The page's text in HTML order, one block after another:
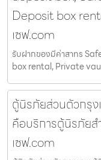
Deposit box
เซฟ.com
รับฝากของมีค่าสาทร
box rental, Private
ตู้นิรภัยส่วนตัวกรุง
คือบริการตู้นิรภัยส
เซฟ.com